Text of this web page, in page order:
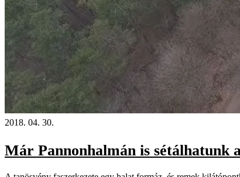
2018. 04. 30.
Már Pannonhalmán is sétálhatunk